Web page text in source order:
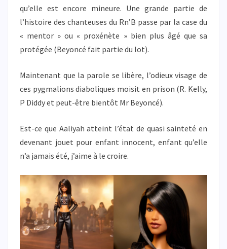
qu’elle est encore mineure. Une grande partie de
l’histoire des chanteuses du Rn’B passe par la case du
« mentor » ou « proxénète » bien plus âgé que sa
protégée (Beyoncé fait partie du lot).
Maintenant que la parole se libère, l’odieux visage de
ces pygmalions diaboliques moisit en prison (R. Kelly,
P Diddy et peut-être bientôt Mr Beyoncé).
Est-ce que Aaliyah atteint l’état de quasi sainteté en
devenant jouet pour enfant innocent, enfant qu’elle
n’a jamais été, j’aime à le croire.